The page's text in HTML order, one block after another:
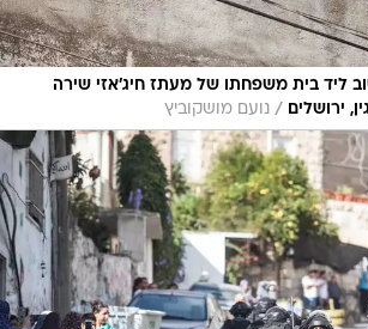
ליד בית משפחתו של מעתז חיג'אזי שירה
ירושלים
/ נועם מושקוביץ